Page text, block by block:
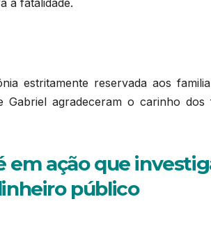
estritamente reservada aos
agradeceram o carinho dos
em ação que
público